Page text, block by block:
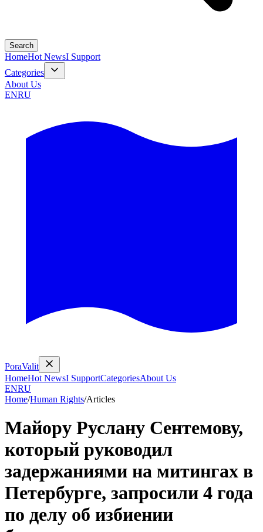
Search
HomeHot NewsI Support
Categories
About Us
ENRU
PoraValit
HomeHot NewsI SupportCategoriesAbout Us
ENRU
Home/Human Rights/Articles
Майору Руслану Сентемову,
который руководил
задержаниями на митингах в
Петербурге, запросили 4 года
по делу об избиении